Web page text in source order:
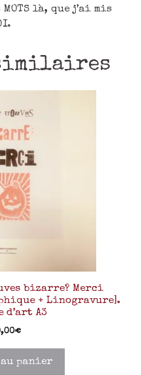
là, que j’ai mis
bizarre? Merci
+ Linogravure].
d’art A3
€
panier